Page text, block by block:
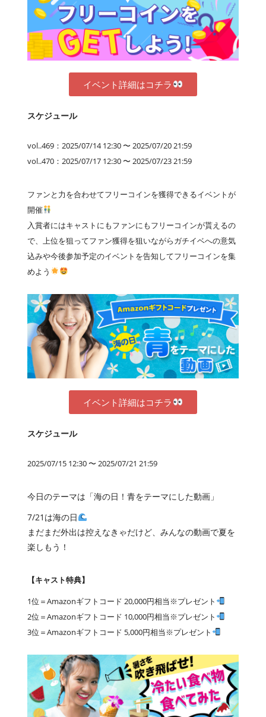
イベント詳細はコチラ
スケジュール
vol..469：2025/07/14 12:30 〜 2025/07/20 21:59
vol..470：2025/07/17 12:30 〜 2025/07/23 21:59
ファンと力を合わせてフリーコインを獲得できるイベントが
開催
入賞者にはキャストにもファンにもフリーコインが貰えるの
で、上位を狙ってファン獲得を狙いながらガチイベへの意気
込みや今後参加予定のイベントを告知してフリーコインを集
めよう
イベント詳細はコチラ
スケジュール
2025/07/15 12:30 〜 2025/07/21 21:59
今日のテーマは「海の日！青をテーマにした動画」
7/21は海の日
まだまだ外出は控えなきゃだけど、みんなの動画で夏を
楽しもう！
【キャスト特典】
1位＝Amazonギフトコード 20,000円相当※プレゼント
2位＝Amazonギフトコード 10,000円相当※プレゼント
3位＝Amazonギフトコード 5,000円相当※プレゼント